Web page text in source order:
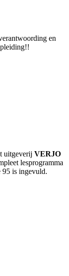
en
uitgeverij VERJO
lesprogramma
95 is ingevuld.